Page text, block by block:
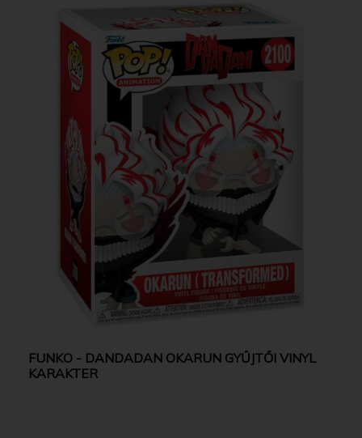
FUNKO - DANDADAN OKARUN GYŰJTŐI VINYL
KARAKTER